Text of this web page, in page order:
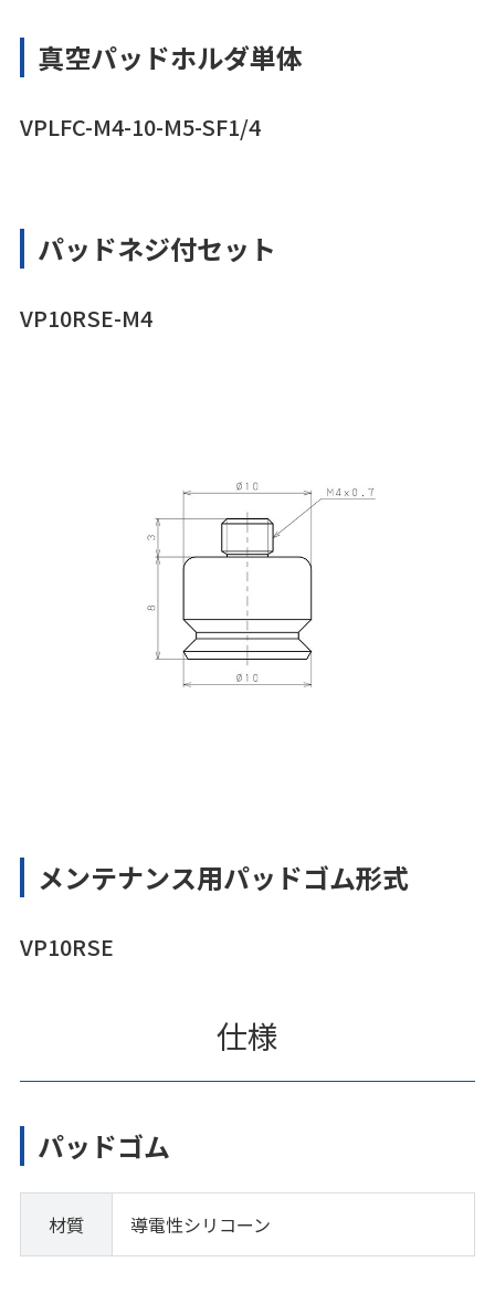
真空パッドホルダ単体
VPLFC-M4-10-M5-SF1/4
パッドネジ付セット
VP10RSE-M4
メンテナンス用パッドゴム形式
VP10RSE
仕様
パッドゴム
材質 導電性シリコーン